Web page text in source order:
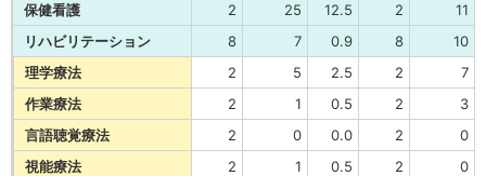
保健看護
2 25 12.5 2
11
リハビリテーション
8 7 0.9 8
10
理学療法
2 5 2.5 2
7
作業療法
2 1 0.5 2
3
言語聴覚療法
2 0 0.0 2
0
視能療法
2 1 0.5 2
0